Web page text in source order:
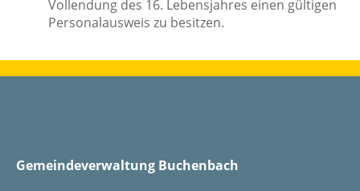
Vollendung des 16. Lebensjahres einen gültigen
Personalausweis zu besitzen.
Gemeindeverwaltung Buchenbach